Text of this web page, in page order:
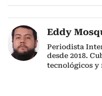
Eddy
Periodista
desde 2018.
tecnológicos y